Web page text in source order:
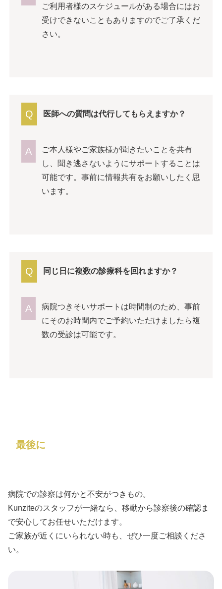
ご利用者様のスケジュールがある場合にはお
受けできないこともありますのでご了承くだ
さい。
Q 医師への質問は代行してもらえますか？
A
ご本人様やご家族様が聞きたいことを共有
し、聞き逃さないようにサポートすることは
可能です。事前に情報共有をお願いしたく思
います。
Q 同じ日に複数の診療科を回れますか？
A
病院つきそいサポートは時間制のため、事前
にそのお時間内でご予約いただけましたら複
数の受診は可能です。
最後に
病院での診察は何かと不安がつきもの。
Kunziteのスタッフが一緒なら、移動から診察後の確認ま
で安心してお任せいただけます。
ご家族が近くにいられない時も、ぜひ一度ご相談くださ
い。